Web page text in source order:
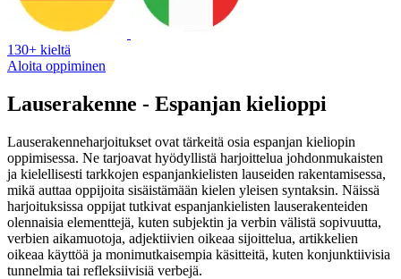
130+ kieltä
Aloita oppiminen
Lauserakenne - Espanjan kielioppi
Lauserakenneharjoitukset ovat tärkeitä osia espanjan kieliopin
oppimisessa. Ne tarjoavat hyödyllistä harjoittelua johdonmukaisten
ja kielellisesti tarkkojen espanjankielisten lauseiden rakentamisessa,
mikä auttaa oppijoita sisäistämään kielen yleisen syntaksin. Näissä
harjoituksissa oppijat tutkivat espanjankielisten lauserakenteiden
olennaisia elementtejä, kuten subjektin ja verbin välistä sopivuutta,
verbien aikamuotoja, adjektiivien oikeaa sijoittelua, artikkelien
oikeaa käyttöä ja monimutkaisempia käsitteitä, kuten konjunktiivisia
tunnelmia tai refleksiivisiä verbejä.